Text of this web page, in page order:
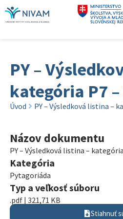
PY –
kategória P7
Úvod PY – Výsledková listina –
Názov dokumentu
PY – Výsledková listina –
Kategória
Pytagoriáda
Typ a veľkosť súboru
.pdf | 321,71 KB
Stiahnuť